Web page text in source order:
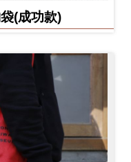
(成功款)